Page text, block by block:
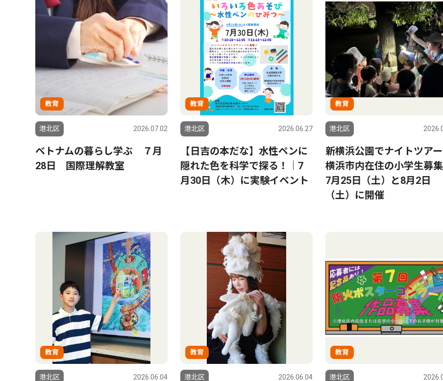
教育
港北区 2026.07.02
ベトナムの暮らし学ぶ ７月
28日 国際理解教室
教育
港北区 2026.06.27
【日吉の本だな】水性ペンに
隠れた色を科学で探る！｜7
月30日（木）に実験イベント
教育
港北区
新横浜公園でナイトツアー
横浜市内在住の小学生募集
7月25日（土）と8月2日
（土）に開催
教育
港北区 2026.06.04
教育
港北区 2026.06.04
教育
港北区